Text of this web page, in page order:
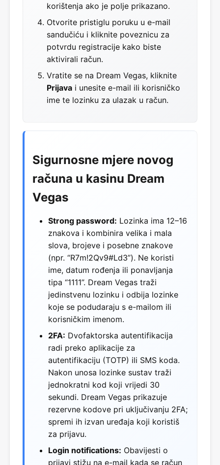
korištenja ako je polje prikazano.
Otvorite pristiglu poruku u e-mail
sandučiću i kliknite poveznicu za
potvrdu registracije kako biste
aktivirali račun.
Vratite se na Dream Vegas, kliknite
Prijava i unesite e-mail ili korisničko
ime te lozinku za ulazak u račun.
Sigurnosne mjere novog
računa u kasinu Dream
Vegas
Strong password: Lozinka ima 12–16
znakova i kombinira velika i mala
slova, brojeve i posebne znakove
(npr. “R7m!2Qv9#Ld3”). Ne koristi
ime, datum rođenja ili ponavljanja
tipa “1111”. Dream Vegas traži
jedinstvenu lozinku i odbija lozinke
koje se podudaraju s e-mailom ili
korisničkim imenom.
2FA: Dvofaktorska autentifikacija
radi preko aplikacije za
autentifikaciju (TOTP) ili SMS koda.
Nakon unosa lozinke sustav traži
jednokratni kod koji vrijedi 30
sekundi. Dream Vegas prikazuje
rezervne kodove pri uključivanju 2FA;
spremi ih izvan uređaja koji koristiš
za prijavu.
Login notifications: Obavijesti o
prijavi stižu na e-mail kada se račun